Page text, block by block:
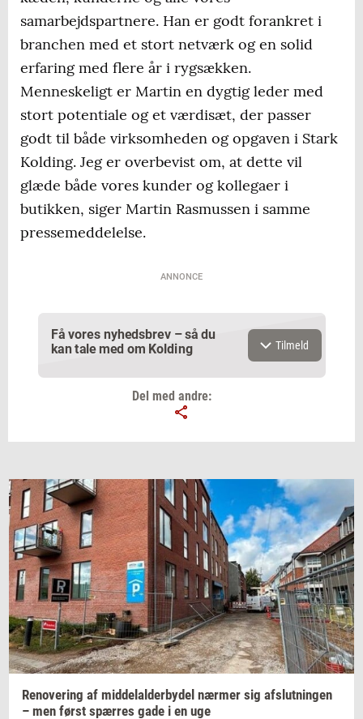
samarbejdspartnere. Han er godt forankret i
branchen med et stort netværk og en solid
erfaring med flere år i rygsækken.
Menneskeligt er Martin en dygtig leder med
stort potentiale og et værdisæt, der passer
godt til både virksomheden og opgaven i Stark
Kolding. Jeg er overbevist om, at dette vil
glæde både vores kunder og kollegaer i
butikken, siger Martin Rasmussen i samme
pressemeddelelse.
ANNONCE
Få vores nyhedsbrev – så du
kan tale med om Kolding
Navn
Jeg vil gerne modtage et nyhedsoverblik, samt
relevante tilbud og brugerfordele på mail. Det er altid
muligt at afmelde.Privatlivspolitik.
Tilmeld
Del med andre:
Renove­ring af mid­delal­der­by­del nær­mer sig af­slut­nin­gen
– men først spær­res gade i en uge